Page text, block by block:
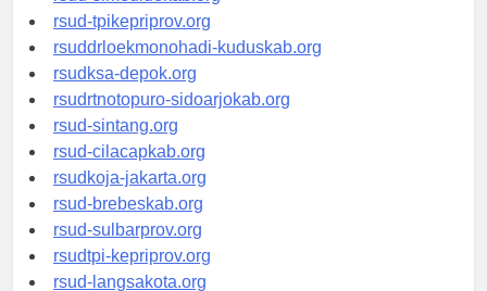
rsud-simeuluekab.org
rsud-tpikepriprov.org
rsuddrloekmonohadi-kuduskab.org
rsudksa-depok.org
rsudrtnotopuro-sidoarjokab.org
rsud-sintang.org
rsud-cilacapkab.org
rsudkoja-jakarta.org
rsud-brebeskab.org
rsud-sulbarprov.org
rsudtpi-kepriprov.org